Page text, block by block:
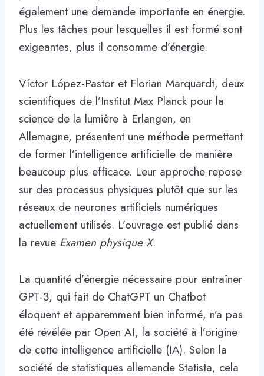
également une demande importante en énergie.
Plus les tâches pour lesquelles il est formé sont
exigeantes, plus il consomme d’énergie.
Víctor López-Pastor et Florian Marquardt, deux
scientifiques de l’Institut Max Planck pour la
science de la lumière à Erlangen, en
Allemagne, présentent une méthode permettant
de former l’intelligence artificielle de manière
beaucoup plus efficace. Leur approche repose
sur des processus physiques plutôt que sur les
réseaux de neurones artificiels numériques
actuellement utilisés. L’ouvrage est publié dans
la revue Examen physique X.
La quantité d’énergie nécessaire pour entraîner
GPT-3, qui fait de ChatGPT un Chatbot
éloquent et apparemment bien informé, n’a pas
été révélée par Open AI, la société à l’origine
de cette intelligence artificielle (IA). Selon la
société de statistiques allemande Statista, cela